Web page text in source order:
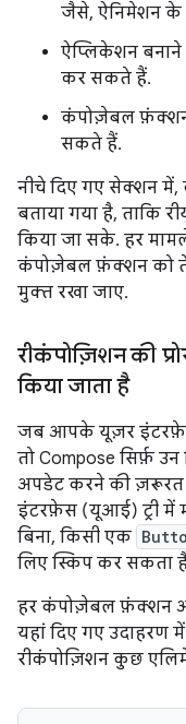
जैसे, ऐनिमेशन के
ऐप्लिकेशन
कर सकते हैं.
कंपोज़ेबल फ़ंक्शन
सकते हैं.
नीचे दिए गए सेक्शन
बताया गया है, ताकि
किया जा सके. हर
कंपोज़ेबल फ़ंक्शन को
मुक्त रखा जाए.
रीकंपोज़िशन की
किया जाता है
जब आपके यूज़र
तो Compose सिर्फ़
अपडेट करने की ज़रूरत
इंटरफ़ेस (यूआई) ट्री में
बिना, किसी एक
लिए स्किप कर सकता
हर कंपोज़ेबल फ़ंक्शन
यहां दिए गए उदाहरण
रीकंपोज़िशन कुछ